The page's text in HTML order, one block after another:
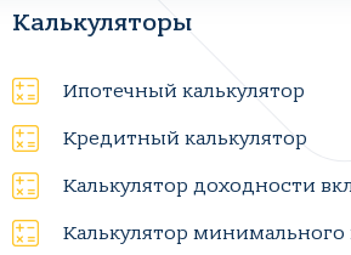
Калькуляторы
Ипотечный калькулятор
Кредитный калькулятор
Калькулятор доходности
Калькулятор минимального